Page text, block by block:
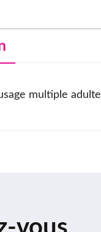
multiple adulte